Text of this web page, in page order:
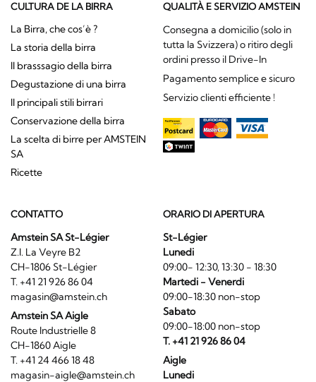
CULTURA DE LA BIRRA
La Birra, che cos’è ?
La storia della birra
Il brasssagio della birra
Degustazione di una birra
Il principali stili birrari
Conservazione della birra
La scelta di birre per AMSTEIN
SA
Ricette
QUALITÀ E SERVIZIO AMSTEIN
Consegna a domicilio (solo in
tutta la Svizzera) o ritiro degli
ordini presso il Drive-In
Pagamento semplice e sicuro
Servizio clienti efficiente !
CONTATTO
Amstein SA St-Légier
Z.I. La Veyre B2
CH-1806 St-Légier
T. +41 21 926 86 04
magasin@amstein.ch
Amstein SA Aigle
Route Industrielle 8
CH-1860 Aigle
T. +41 24 466 18 48
magasin-aigle@amstein.ch
ORARIO DI APERTURA
St-Légier
Lunedi
09:00- 12:30, 13:30 - 18:30
Martedi - Venerdi
09:00-18:30 non-stop
Sabato
09:00-18:00 non-stop
T. +41 21 926 86 04
Aigle
Lunedi